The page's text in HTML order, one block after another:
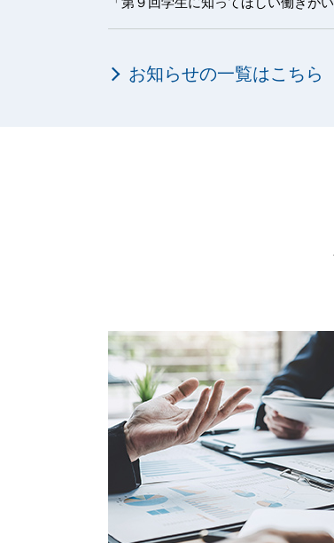
お知らせの一覧はこちら